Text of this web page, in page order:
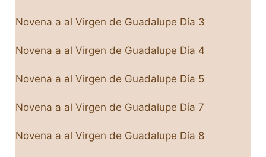
Novena a al Virgen de Guadalupe Día 3
Novena a al Virgen de Guadalupe Día 4
Novena a al Virgen de Guadalupe Día 5
Novena a al Virgen de Guadalupe Día 7
Novena a al Virgen de Guadalupe Día 8